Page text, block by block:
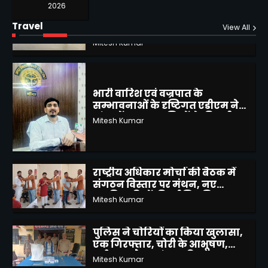
2026
Travel View All
2
लोगो की आफत, घरों में भरा पानी,
कई मकान गिरने की कगार पर
Mitesh Kumar
3
भारी वारिश एवं वज्रपात के
सम्भावनाओं के दृष्टिगत एडीएम ने
बांदा में जनपद वासियों से की अपील
Mitesh Kumar
4
राष्ट्रीय अधिकार मोर्चा की बैठक में
संगठन विस्तार पर मंथन, नए
पदाधिकारियों की हुई नियुक्ति
Mitesh Kumar
पुलिस ने चोरियों का किया खुलासा,
एक गिरफ्तार, चोरी के आभूषण,
बर्तन व अवैध तमंचा सहित 2300
Mitesh Kumar